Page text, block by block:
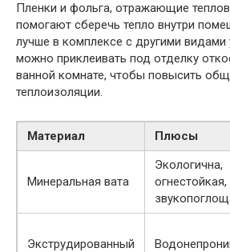
Пленки и фольга, отражающие
помогают сберечь тепло внутри
лучше в комплексе с другими видами
можно приклеивать под отделку
ванной комнате, чтобы повысить
теплоизоляции.
Материал Плюсы
Минеральная вата
Экологична,
огнестойкая,
Экструдированный